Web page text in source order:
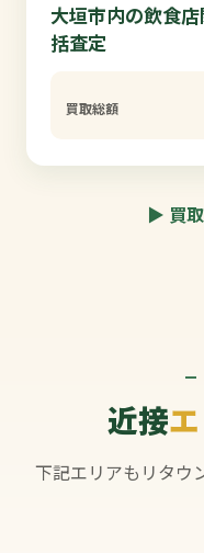
大垣市内の飲食
括査定
買取総額
▶ 買
—
近接
下記エリアもリタウ